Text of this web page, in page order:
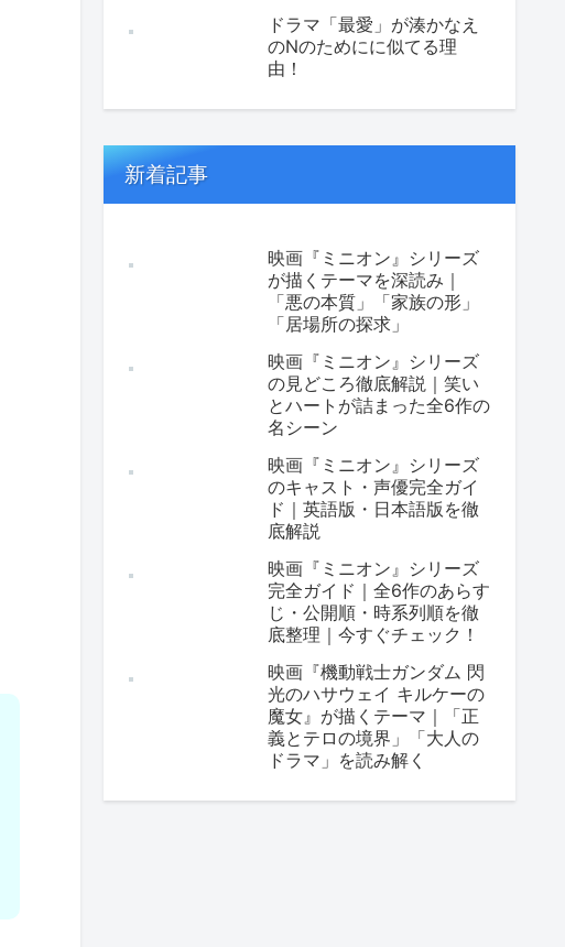
ドラマ「最愛」が湊かなえ
のNのためにに似てる理
由！
新着記事
映画『ミニオン』シリーズ
が描くテーマを深読み｜
「悪の本質」「家族の形」
「居場所の探求」
映画『ミニオン』シリーズ
の見どころ徹底解説｜笑い
とハートが詰まった全6作の
名シーン
映画『ミニオン』シリーズ
のキャスト・声優完全ガイ
ド｜英語版・日本語版を徹
底解説
映画『ミニオン』シリーズ
完全ガイド｜全6作のあらす
じ・公開順・時系列順を徹
底整理｜今すぐチェック！
映画『機動戦士ガンダム 閃
光のハサウェイ キルケーの
魔女』が描くテーマ｜「正
義とテロの境界」「大人の
ドラマ」を読み解く